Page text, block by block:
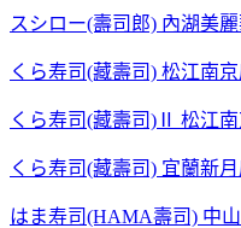
スシロー(壽司郎) 內湖美
くら寿司(藏壽司) 松江南
くら寿司(藏壽司)Ⅱ 松江
くら寿司(藏壽司) 宜蘭新
はま寿司(HAMA壽司) 中